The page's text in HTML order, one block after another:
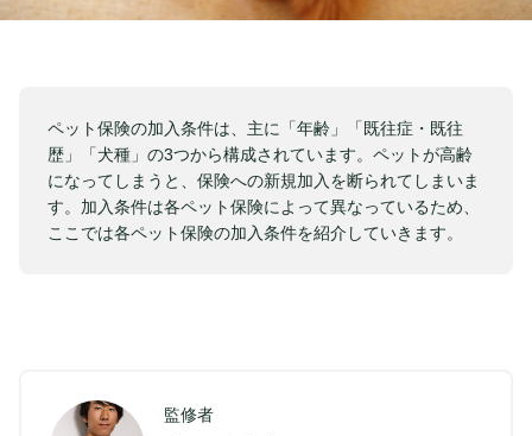
ペット保険の加入条件は、主に「年齢」「既往症・既往
歴」「犬種」の3つから構成されています。ペットが高齢
になってしまうと、保険への新規加入を断られてしまいま
す。加入条件は各ペット保険によって異なっているため、
ここでは各ペット保険の加入条件を紹介していきます。
監修者